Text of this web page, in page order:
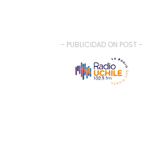
- PUBLICIDAD ON POST -